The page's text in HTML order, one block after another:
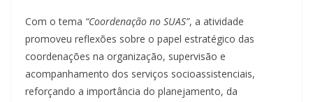
Com o tema “Coordenação no SUAS”, a atividade
promoveu reflexões sobre o papel estratégico das
coordenações na organização, supervisão e
acompanhamento dos serviços socioassistenciais,
reforçando a importância do planejamento, da